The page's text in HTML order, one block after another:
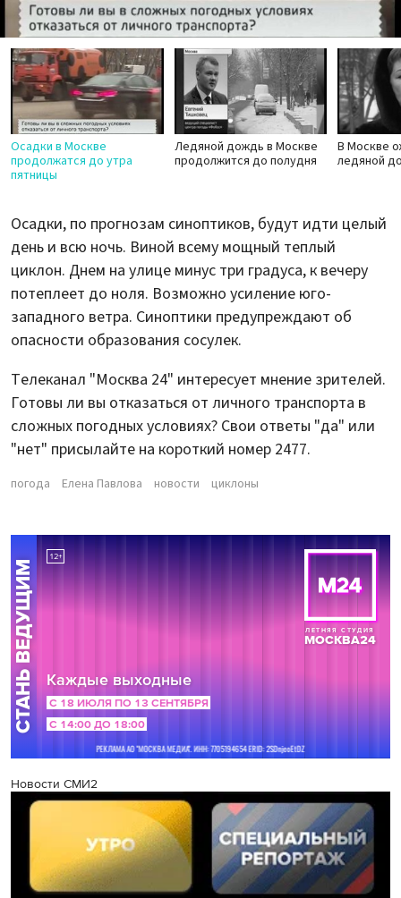
Video
Осадки в Москве
продолжатся до утра
пятницы
Ледяной дождь в Москве
продолжится до полудня
В Москве
ледяной
Осадки, по прогнозам синоптиков, будут идти целый
день и всю ночь. Виной всему мощный теплый
циклон. Днем на улице минус три градуса, к вечеру
потеплеет до ноля. Возможно усиление юго-
западного ветра. Синоптики предупреждают об
опасности образования сосулек.
Телеканал "Москва 24" интересует мнение зрителей.
Готовы ли вы отказаться от личного транспорта в
сложных погодных условиях? Свои ответы "да" или
"нет" присылайте на короткий номер 2477.
погода Елена Павлова новости циклоны
Новости СМИ2